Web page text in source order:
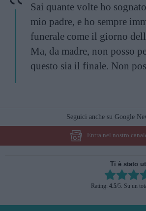
Sai quante volte ho
mio padre, e ho sempre
funerale come il giorno
Ma, da madre, non posso
questo sia il finale. Non
Seguici anche su Google
Entra nel nostro
Ti è stato
Rate this item:
SUBMIT
Rating: 4.5/5. Su un